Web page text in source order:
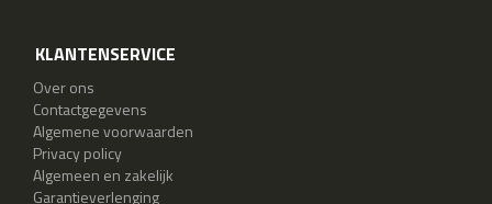
KLANTENSERVICE
Over ons
Contactgegevens
Algemene voorwaarden
Privacy policy
Algemeen en zakelijk
Garantieverlenging